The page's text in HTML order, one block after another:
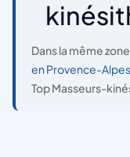
Dans la même zone
en Provence-
Top Masseurs-